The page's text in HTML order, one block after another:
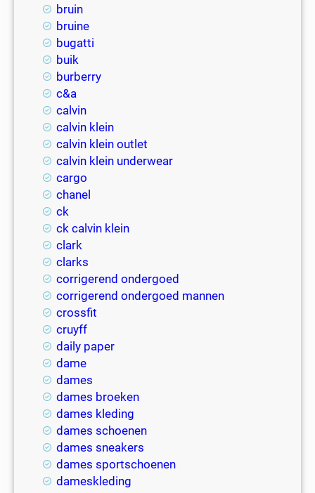
bruin
bruine
bugatti
buik
burberry
c&a
calvin
calvin klein
calvin klein outlet
calvin klein underwear
cargo
chanel
ck
ck calvin klein
clark
clarks
corrigerend ondergoed
corrigerend ondergoed mannen
crossfit
cruyff
daily paper
dame
dames
dames broeken
dames kleding
dames schoenen
dames sneakers
dames sportschoenen
dameskleding